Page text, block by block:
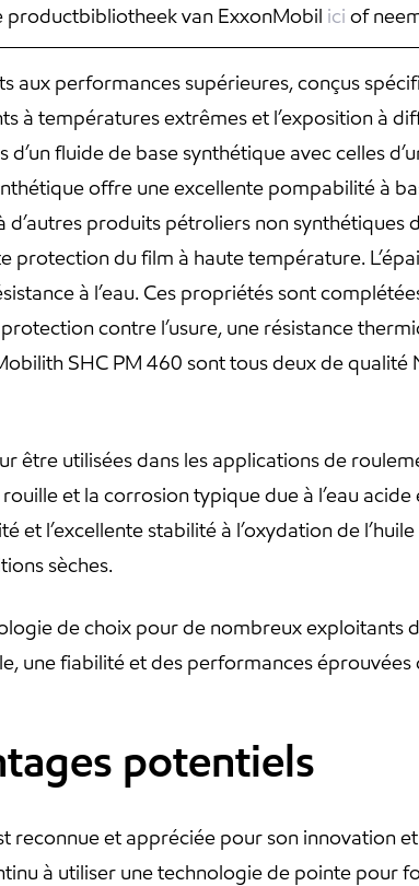
productbibliotheek van ExxonMobil ici of
aux performances supérieures, conçus
à températures extrêmes et l’exposition à
fluide de base synthétique avec celles
offre une excellente pompabilité à
produits pétroliers non synthétiques
protection du film à haute température.
à l’eau. Ces propriétés sont
contre l’usure, une résistance
SHC PM 460 sont tous deux de qualité
être utilisées dans les applications de
et la corrosion typique due à l’eau
et l’excellente stabilité à l’oxydation de
sèches.
de choix pour de nombreux exploitants
une fiabilité et des performances éprouvées
potentiels
reconnue et appréciée pour son innovation
à utiliser une technologie de pointe pour